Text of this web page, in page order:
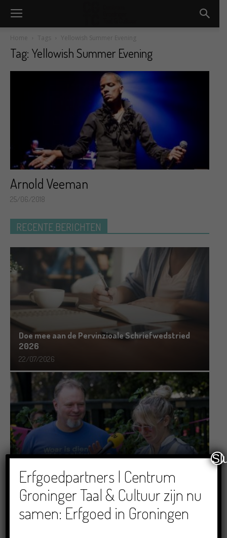
Home Tags Yellowish Summer Evening
Tag: Yellowish Summer Evening
Arnold Veeman
25/06/2018
RECENTE BERICHTEN
Doe mee aan de Pervinzioale Schriefwedstried
2026
22/07/2026
Dichters in de Prinsentuin: Verslag Zomor Wat
Ommaans
29/06/2026
Erfgoedpartners | Centrum
Groninger Taal & Cultuur zijn nu
samen: Erfgoed in Groningen